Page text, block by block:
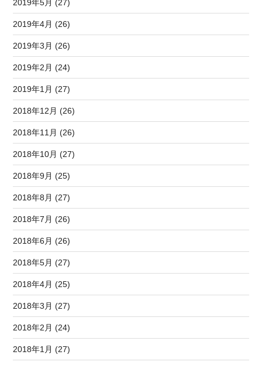
2019年5月 (27)
2019年4月 (26)
2019年3月 (26)
2019年2月 (24)
2019年1月 (27)
2018年12月 (26)
2018年11月 (26)
2018年10月 (27)
2018年9月 (25)
2018年8月 (27)
2018年7月 (26)
2018年6月 (26)
2018年5月 (27)
2018年4月 (25)
2018年3月 (27)
2018年2月 (24)
2018年1月 (27)